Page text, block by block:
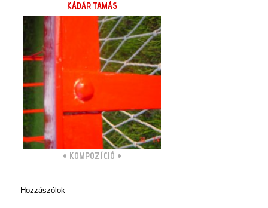
KÁDÁR TAMÁS
• KOMPOZÍCIÓ •
Hozzászólok